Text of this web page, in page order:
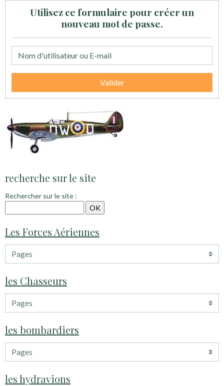
Utilisez ce formulaire pour créer un
nouveau mot de passe.
Valider
recherche sur le site
Rechercher sur le site :
Les Forces Aériennes
les Chasseurs
les bombardiers
les hydravions